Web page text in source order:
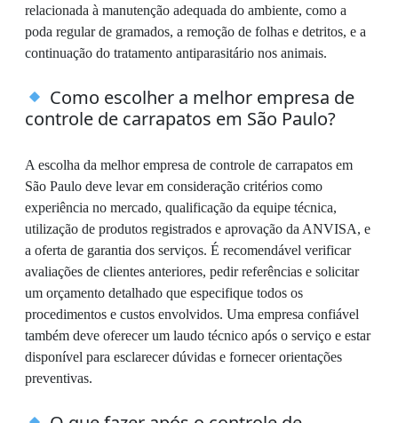
relacionada à manutenção adequada do ambiente, como a
poda regular de gramados, a remoção de folhas e detritos, e a
continuação do tratamento antiparasitário nos animais.
Como escolher a melhor empresa de
controle de carrapatos em São Paulo?
A escolha da melhor empresa de controle de carrapatos em
São Paulo deve levar em consideração critérios como
experiência no mercado, qualificação da equipe técnica,
utilização de produtos registrados e aprovação da ANVISA, e
a oferta de garantia dos serviços. É recomendável verificar
avaliações de clientes anteriores, pedir referências e solicitar
um orçamento detalhado que especifique todos os
procedimentos e custos envolvidos. Uma empresa confiável
também deve oferecer um laudo técnico após o serviço e estar
disponível para esclarecer dúvidas e fornecer orientações
preventivas.